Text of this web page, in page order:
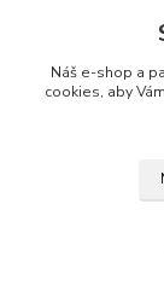
Náš e-shop a
cookies, aby